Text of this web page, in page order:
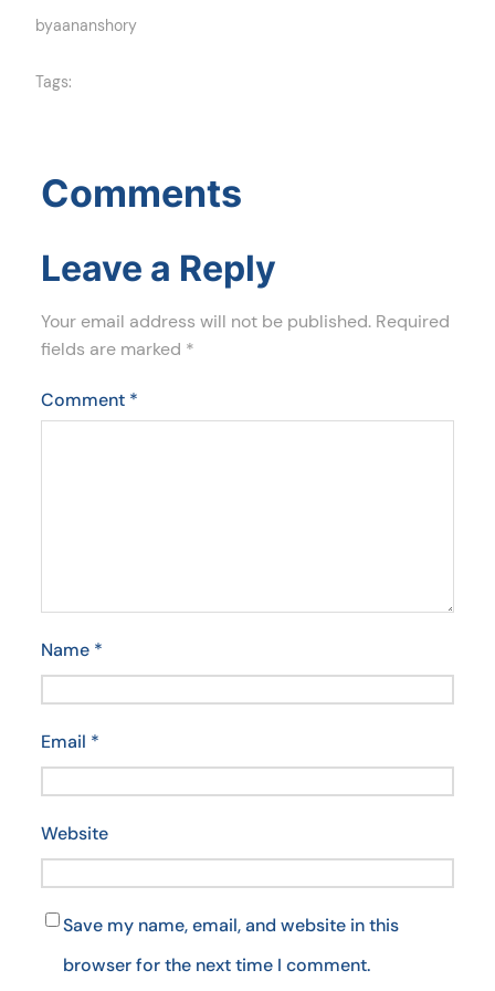
byaananshory
Tags:
Comments
Leave a Reply
Your email address will not be published. Required
fields are marked *
Comment *
Name *
Email *
Website
Save my name, email, and website in this
browser for the next time I comment.